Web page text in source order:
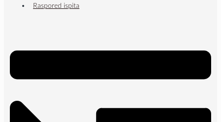
Raspored ispita